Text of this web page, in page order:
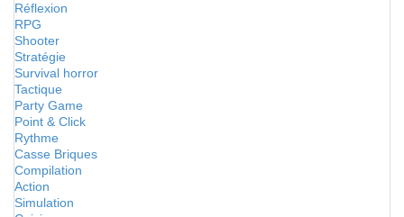
Réflexion
RPG
Shooter
Stratégie
Survival horror
Tactique
Party Game
Point & Click
Rythme
Casse Briques
Compilation
Action
Simulation